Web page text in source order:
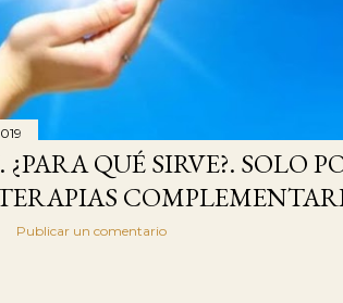
QUÉ SIRVE?. SOLO
Publicar un comentario